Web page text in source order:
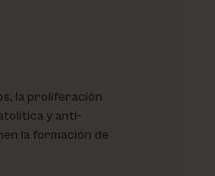
la proliferación
y anti-
la formación de